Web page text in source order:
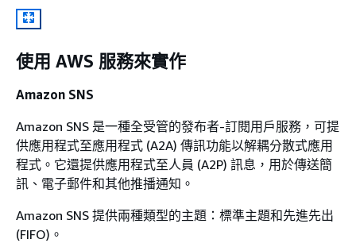
使用 AWS 服務來實作
Amazon SNS
Amazon SNS 是一種全受管的發布者-訂閱用戶服務，可提
供應用程式至應用程式 (A2A) 傳訊功能以解耦分散式應用
程式。它還提供應用程式至人員 (A2P) 訊息，用於傳送簡
訊、電子郵件和其他推播通知。
Amazon SNS 提供兩種類型的主題：標準主題和先進先出
(FIFO)。